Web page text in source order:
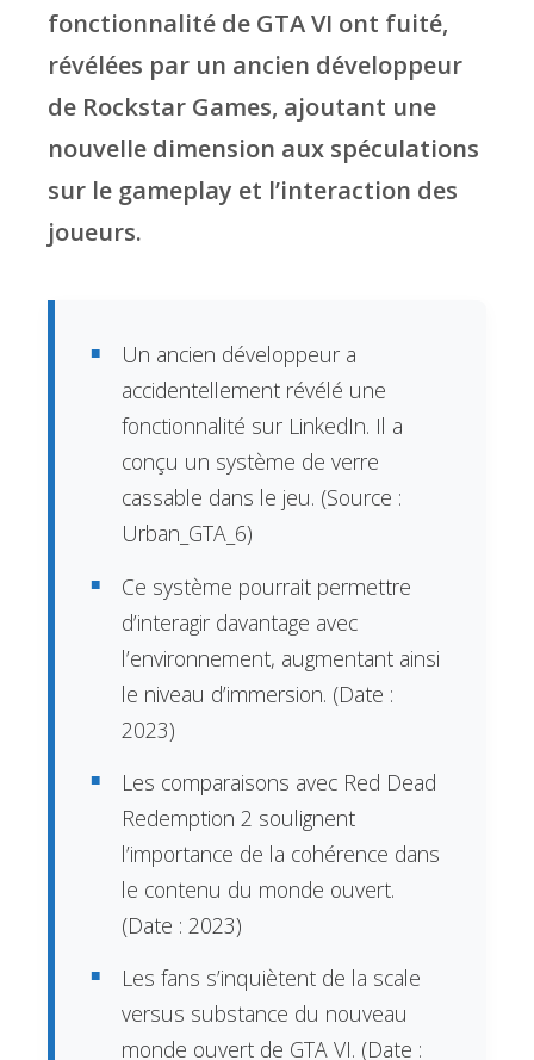
fonctionnalité de GTA VI ont fuité,
révélées par un ancien développeur
de Rockstar Games, ajoutant une
nouvelle dimension aux spéculations
sur le gameplay et l’interaction des
joueurs.
Un ancien développeur a
accidentellement révélé une
fonctionnalité sur LinkedIn. Il a
conçu un système de verre
cassable dans le jeu. (Source :
Urban_GTA_6)
Ce système pourrait permettre
d’interagir davantage avec
l’environnement, augmentant ainsi
le niveau d’immersion. (Date :
2023)
Les comparaisons avec Red Dead
Redemption 2 soulignent
l’importance de la cohérence dans
le contenu du monde ouvert.
(Date : 2023)
Les fans s’inquiètent de la scale
versus substance du nouveau
monde ouvert de GTA VI. (Date :